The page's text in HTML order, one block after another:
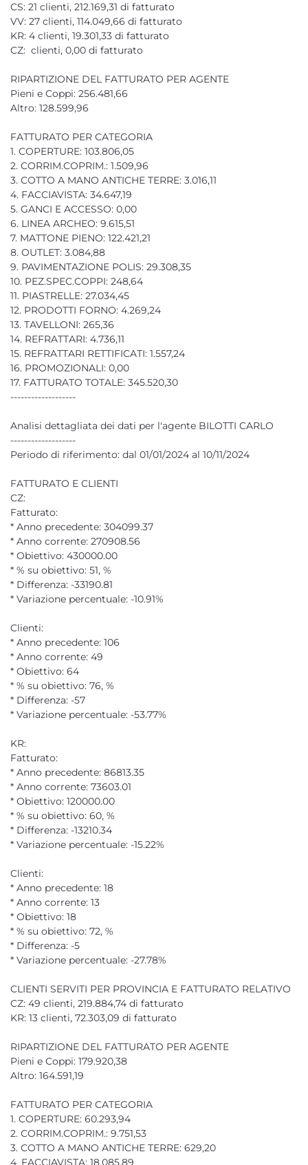
CS: 21 clienti, 212.169,31 di fatturato
VV: 27 clienti, 114.049,66 di fatturato
KR: 4 clienti, 19.301,33 di fatturato
CZ: clienti, 0,00 di fatturato
RIPARTIZIONE DEL FATTURATO PER AGENTE
Pieni e Coppi: 256.481,66
Altro: 128.599,96
FATTURATO PER CATEGORIA
1. COPERTURE: 103.806,05
2. CORRIM.COPRIM.: 1.509,96
3. COTTO A MANO ANTICHE TERRE: 3.016,11
4. FACCIAVISTA: 34.647,19
5. GANCI E ACCESSO: 0,00
6. LINEA ARCHEO: 9.615,51
7. MATTONE PIENO: 122.421,21
8. OUTLET: 3.084,88
9. PAVIMENTAZIONE POLIS: 29.308,35
10. PEZ.SPEC.COPPI: 248,64
11. PIASTRELLE: 27.034,45
12. PRODOTTI FORNO: 4.269,24
13. TAVELLONI: 265,36
14. REFRATTARI: 4.736,11
15. REFRATTARI RETTIFICATI: 1.557,24
16. PROMOZIONALI: 0,00
17. FATTURATO TOTALE: 345.520,30
-------------------
Analisi dettagliata dei dati per l'agente BILOTTI CARLO
-------------------
Periodo di riferimento: dal 01/01/2024 al 10/11/2024
FATTURATO E CLIENTI
CZ:
Fatturato:
* Anno precedente: 304099.37
* Anno corrente: 270908.56
* Obiettivo: 430000.00
* % su obiettivo: 51, %
* Differenza: -33190.81
* Variazione percentuale: -10.91%
Clienti:
* Anno precedente: 106
* Anno corrente: 49
* Obiettivo: 64
* % su obiettivo: 76, %
* Differenza: -57
* Variazione percentuale: -53.77%
KR:
Fatturato:
* Anno precedente: 86813.35
* Anno corrente: 73603.01
* Obiettivo: 120000.00
* % su obiettivo: 60, %
* Differenza: -13210.34
* Variazione percentuale: -15.22%
Clienti:
* Anno precedente: 18
* Anno corrente: 13
* Obiettivo: 18
* % su obiettivo: 72, %
* Differenza: -5
* Variazione percentuale: -27.78%
CLIENTI SERVITI PER PROVINCIA E FATTURATO RELATIVO
CZ: 49 clienti, 219.884,74 di fatturato
KR: 13 clienti, 72.303,09 di fatturato
RIPARTIZIONE DEL FATTURATO PER AGENTE
Pieni e Coppi: 179.920,38
Altro: 164.591,19
FATTURATO PER CATEGORIA
1. COPERTURE: 60.293,94
2. CORRIM.COPRIM.: 9.751,53
3. COTTO A MANO ANTICHE TERRE: 629,20
4. FACCIAVISTA: 18.085,89